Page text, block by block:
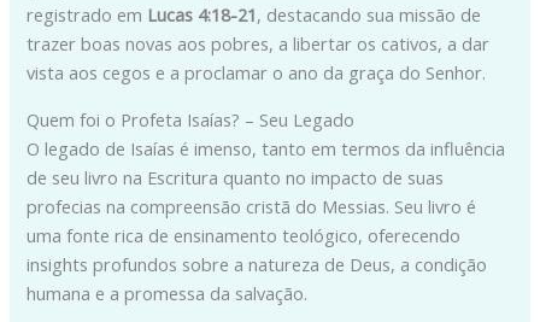
registrado em Lucas 4:18-21, destacando sua missão de
trazer boas novas aos pobres, a libertar os cativos, a dar
vista aos cegos e a proclamar o ano da graça do Senhor.
Quem foi o Profeta Isaías? – Seu Legado
O legado de Isaías é imenso, tanto em termos da influência
de seu livro na Escritura quanto no impacto de suas
profecias na compreensão cristã do Messias. Seu livro é
uma fonte rica de ensinamento teológico, oferecendo
insights profundos sobre a natureza de Deus, a condição
humana e a promessa da salvação.